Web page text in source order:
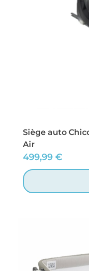
Siège auto
Air
499,99 €